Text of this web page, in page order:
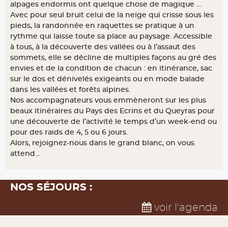
alpages endormis ont quelque chose de magique …
Avec pour seul bruit celui de la neige qui crisse sous les
pieds, la randonnée en raquettes se pratique à un
rythme qui laisse toute sa place au paysage. Accessible
à tous, à la découverte des vallées ou à l’assaut des
sommets, elle se décline de multiples façons au gré des
envies et de la condition de chacun : en itinérance, sac
sur le dos et dénivelés exigeants ou en mode balade
dans les vallées et forêts alpines.
Nos accompagnateurs vous emmèneront sur les plus
beaux itinéraires du Pays des Ecrins et du Queyras pour
une découverte de l’activité le temps d’un week-end ou
pour des raids de 4, 5 ou 6 jours.
Alors, rejoignez-nous dans le grand blanc, on vous
attend...
NOS SÉJOURS :
voir l'agenda